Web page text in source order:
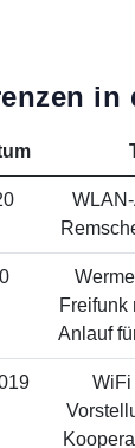
in
Freifunk
Anlauf
WiFi